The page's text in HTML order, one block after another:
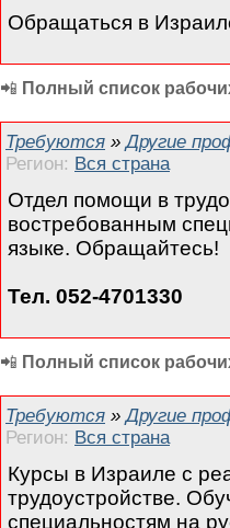
Обращаться в
📲 Полный список
Требуются »Другие
Регион: Вся страна
Отдел помощи в
востребованным
языке. Обращайтесь!
Тел. 052-4701330
📲 Полный список
Требуются »Другие
Регион: Вся страна
Курсы в Израиле с
трудоустройстве.
специальностям на